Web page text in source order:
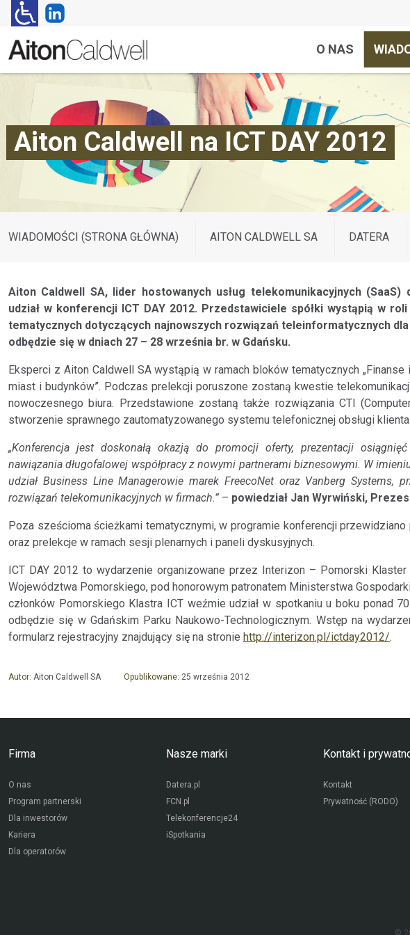
O NAS
Aiton Caldwell na ICT DAY 2012
WIADOMOŚCI (STRONA GŁÓWNA) AITON CALDWELL SA DATERA
Aiton Caldwell SA, lider hostowanych usług telekomunikacyjnych
udział w konferencji ICT DAY 2012. Przedstawiciele spółki wystąpią w
tematycznych dotyczących najnowszych rozwiązań teleinformatycznych
odbędzie się w dniach 27 – 28 września br. w Gdańsku.
Eksperci z Aiton Caldwell SA wystąpią w ramach bloków tematycznych „Finanse
miast i budynków”. Podczas prelekcji poruszone zostaną kwestie
nowoczesnego biura. Przedstawione zostaną także rozwiązania CTI
stworzenie sprawnego zautomatyzowanego systemu telefonicznej obsługi klienta.
„Konferencja jest doskonałą okazją do promocji oferty, prezentacji
nawiązania długofalowej współpracy z nowymi partnerami biznesowymi. W
udział Business Line Managerowie marek FreecoNet oraz Vanberg Systems,
rozwiązań telekomunikacyjnych w firmach.” – powiedział Jan Wyrwiński,
Poza sześcioma ścieżkami tematycznymi, w programie konferencji
oraz prelekcje w ramach sesji plenarnych i paneli dyskusyjnych.
ICT DAY 2012 to wydarzenie organizowane przez Interizon – Pomorski
Województwa Pomorskiego, pod honorowym patronatem Ministerstwa
członków Pomorskiego Klastra ICT weźmie udział w spotkaniu u boku ponad
odbędzie się w Gdańskim Parku Naukowo-Technologicznym. Wstęp na
formularz rejestracyjny znajdujący się na stronie http://interizon.pl/ictday2012/.
Autor: Aiton Caldwell SA Opublikowane: 25 września 2012
Firma
O nas
Program partnerski
Dla inwestorów
Kariera
Dla operatorów
Nasze marki
Datera.pl
FCN.pl
Telekonferencje24
iSpotkania
Kontakt i
Kontakt
Prywatność (RODO)
©